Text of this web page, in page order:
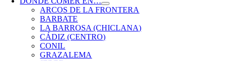
ARCOS DE LA FRONTERA
BARBATE
LA BARROSA (CHICLANA)
CÁDIZ (CENTRO)
CONIL
GRAZALEMA